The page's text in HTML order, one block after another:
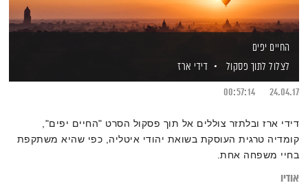
החיים יפים
לצלול לתוך פסקול
דידי ארז
24.04.17
00:57:14
דידי ארז ובלתזר צוללים אל תוך פסקול הסרט "החיים יפים",
קומדיה טרגית העוסקת בשואת יהודי איטליה, כפי שהיא משתקפת
בחיי משפחה אחת.
אודיו